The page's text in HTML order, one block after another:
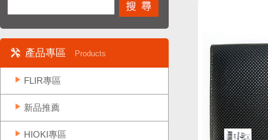
產品專區 Products
FLIR專區
新品推薦
HIOKI專區